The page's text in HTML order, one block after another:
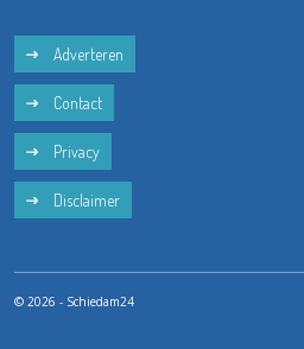
Adverteren
Contact
Privacy
Disclaimer
© 2026 - Schiedam24